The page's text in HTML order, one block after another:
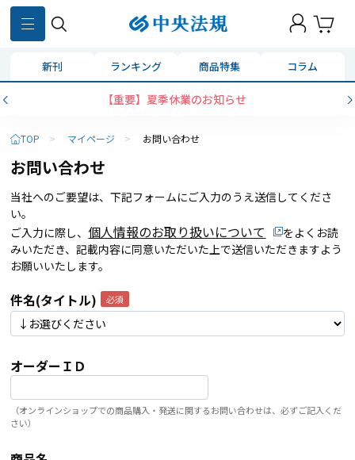
新刊 ランキング 商品特集 コラム
【重要】夏季休業のお知らせ
TOP > マイページ > お問い合わせ
お問い合わせ
当社へのご要望は、下記フォームにご入力のうえ送信してくださ
い。
ご入力に際し、 個人情報のお取り扱いについて
をよくお読
みいただき、記載内容に同意いただいた上で送信いただきますよう
お願いいたします。
件名(タイトル)
オーダーＩＤ
（オンラインショップでの商品購入・発送に関するお問い合わせは、必ずご記入くだ
さい）